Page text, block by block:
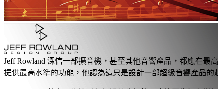
Jeff Rowland 深信一部擴音機，甚至其他音響產品，都應在最
提供最高水準的功能，他認為這只是設計一部超級音響產品的